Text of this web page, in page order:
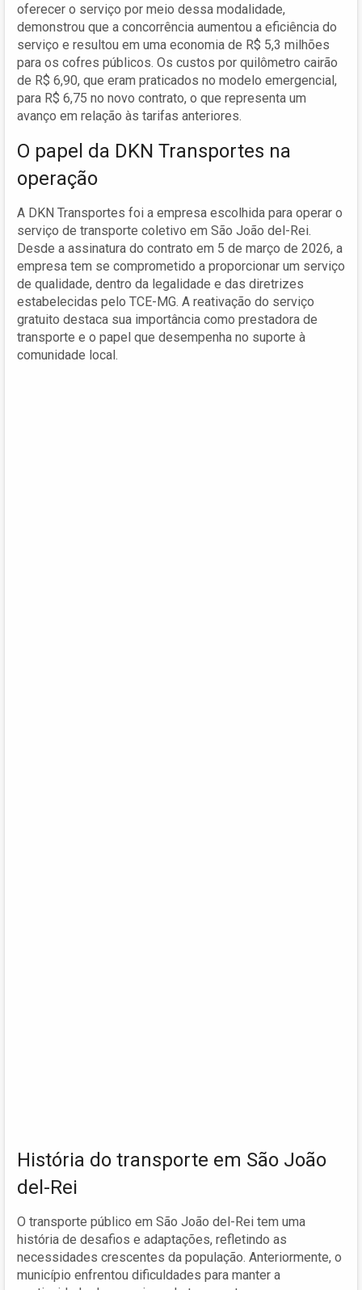
oferecer o serviço por meio dessa modalidade,
demonstrou que a concorrência aumentou a eficiência do
serviço e resultou em uma economia de R$ 5,3 milhões
para os cofres públicos. Os custos por quilômetro cairão
de R$ 6,90, que eram praticados no modelo emergencial,
para R$ 6,75 no novo contrato, o que representa um
avanço em relação às tarifas anteriores.
O papel da DKN Transportes na
operação
A DKN Transportes foi a empresa escolhida para operar o
serviço de transporte coletivo em São João del-Rei.
Desde a assinatura do contrato em 5 de março de 2026, a
empresa tem se comprometido a proporcionar um serviço
de qualidade, dentro da legalidade e das diretrizes
estabelecidas pelo TCE-MG. A reativação do serviço
gratuito destaca sua importância como prestadora de
transporte e o papel que desempenha no suporte à
comunidade local.
História do transporte em São João
del-Rei
O transporte público em São João del-Rei tem uma
história de desafios e adaptações, refletindo as
necessidades crescentes da população. Anteriormente, o
município enfrentou dificuldades para manter a